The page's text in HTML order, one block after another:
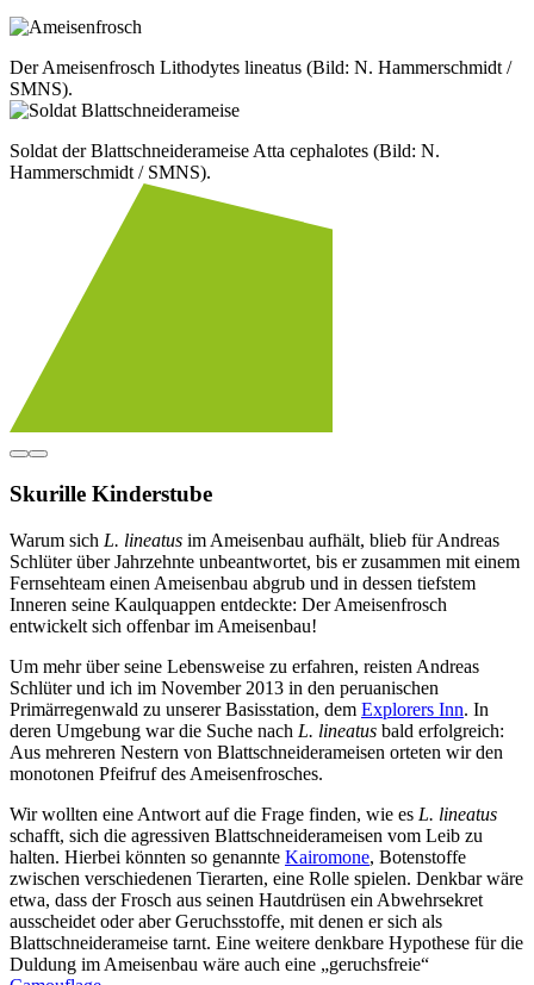
Der Ameisenfrosch Lithodytes lineatus (Bild: N. Hammerschmidt /
SMNS).
Soldat der Blattschneiderameise Atta cephalotes (Bild: N.
Hammerschmidt / SMNS).
Skurille Kinderstube
Warum sich L. lineatus im Ameisenbau aufhält, blieb für Andreas
Schlüter über Jahrzehnte unbeantwortet, bis er zusammen mit einem
Fernsehteam einen Ameisenbau abgrub und in dessen tiefstem
Inneren seine Kaulquappen entdeckte: Der Ameisenfrosch
entwickelt sich offenbar im Ameisenbau!
Um mehr über seine Lebensweise zu erfahren, reisten Andreas
Schlüter und ich im November 2013 in den peruanischen
Primärregenwald zu unserer Basisstation, dem Explorers Inn. In
deren Umgebung war die Suche nach L. lineatus bald erfolgreich:
Aus mehreren Nestern von Blattschneiderameisen orteten wir den
monotonen Pfeifruf des Ameisenfrosches.
Wir wollten eine Antwort auf die Frage finden, wie es L. lineatus
schafft, sich die agressiven Blattschneiderameisen vom Leib zu
halten. Hierbei könnten so genannte Kairomone, Botenstoffe
zwischen verschiedenen Tierarten, eine Rolle spielen. Denkbar wäre
etwa, dass der Frosch aus seinen Hautdrüsen ein Abwehrsekret
ausscheidet oder aber Geruchsstoffe, mit denen er sich als
Blattschneiderameise tarnt. Eine weitere denkbare Hypothese für die
Duldung im Ameisenbau wäre auch eine „geruchsfreie“